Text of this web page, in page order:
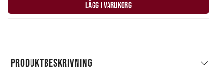
LÄGG I VARUKORG
PRODUKTBESKRIVNING